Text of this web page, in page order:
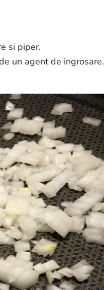
si piper.
un agent de ingrosare.